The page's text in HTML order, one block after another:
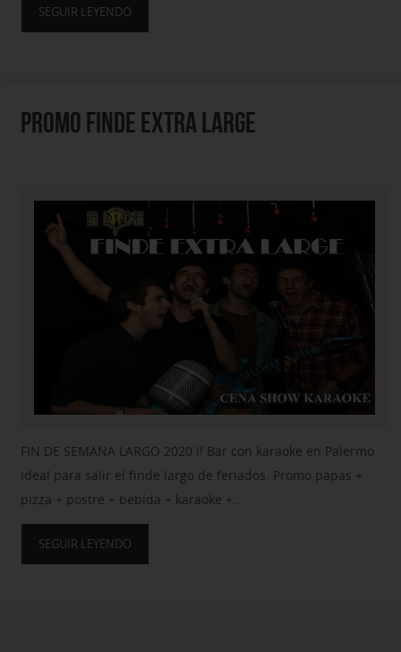
SEGUIR LEYENDO
PROMO FINDE EXTRA LARGE
FIN DE SEMANA LARGO 2020 !! Bar con karaoke en Palermo
ideal para salir el finde largo de feriados. Promo papas +
pizza + postre + bebida + karaoke +…
SEGUIR LEYENDO